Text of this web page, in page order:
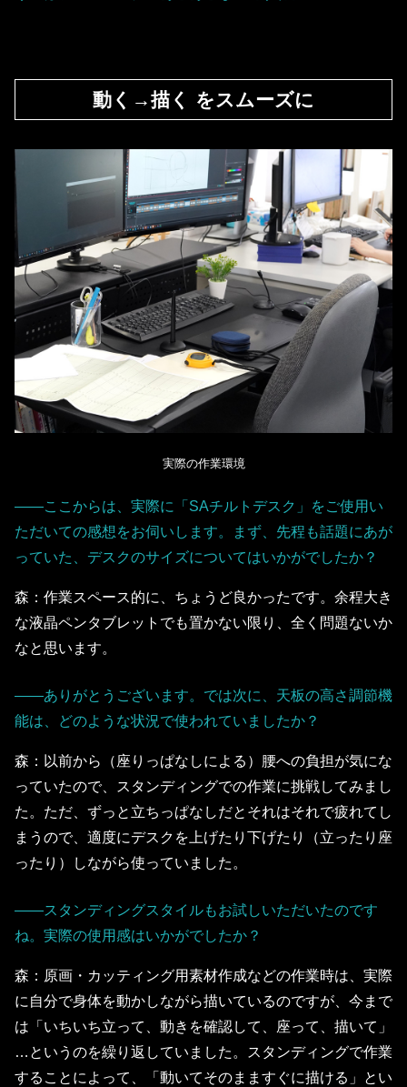
動く→描く をスムーズに
実際の作業環境
――ここからは、実際に「SAチルトデスク」をご使用い
ただいての感想をお伺いします。まず、先程も話題にあが
っていた、デスクのサイズについてはいかがでしたか？
森：作業スペース的に、ちょうど良かったです。余程大き
な液晶ペンタブレットでも置かない限り、全く問題ないか
なと思います。
――ありがとうございます。では次に、天板の高さ調節機
能は、どのような状況で使われていましたか？
森：以前から（座りっぱなしによる）腰への負担が気にな
っていたので、スタンディングでの作業に挑戦してみまし
た。ただ、ずっと立ちっぱなしだとそれはそれで疲れてし
まうので、適度にデスクを上げたり下げたり（立ったり座
ったり）しながら使っていました。
――スタンディングスタイルもお試しいただいたのです
ね。実際の使用感はいかがでしたか？
森：原画・カッティング用素材作成などの作業時は、実際
に自分で身体を動かしながら描いているのですが、今まで
は「いちいち立って、動きを確認して、座って、描いて」
…というのを繰り返していました。スタンディングで作業
することによって、「動いてそのまますぐに描ける」とい